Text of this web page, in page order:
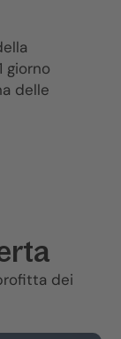
giorno
delle
dei